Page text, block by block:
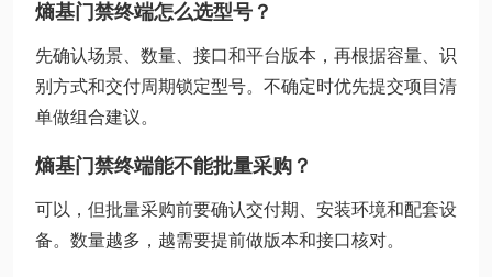
熵基门禁终端怎么选型号？
先确认场景、数量、接口和平台版本，再根据容量、识
别方式和交付周期锁定型号。不确定时优先提交项目清
单做组合建议。
熵基门禁终端能不能批量采购？
可以，但批量采购前要确认交付期、安装环境和配套设
备。数量越多，越需要提前做版本和接口核对。